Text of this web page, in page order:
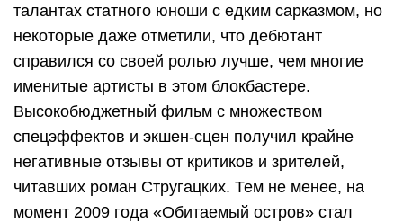
талантах статного юноши с едким сарказмом, но
некоторые даже отметили, что дебютант
справился со своей ролью лучше, чем многие
именитые артисты в этом блокбастере.
Высокобюджетный фильм с множеством
спецэффектов и экшен-сцен получил крайне
негативные отзывы от критиков и зрителей,
читавших роман Стругацких. Тем не менее, на
момент 2009 года «Обитаемый остров» стал